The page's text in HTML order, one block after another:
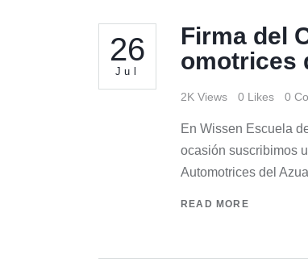
26
Jul
Firma del
omotrices
2K Views 0 Likes 0
En Wissen Escuela
ocasión suscribimos
Automotrices del
READ MORE